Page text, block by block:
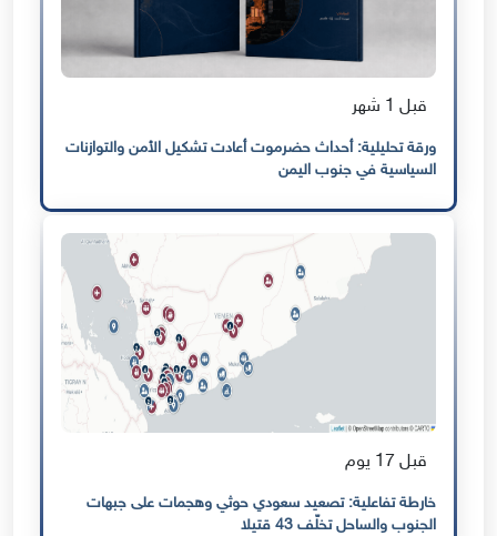
قبل 1 شهر
ورقة تحليلية: أحداث حضرموت أعادت تشكيل الأمن والتوازنات
السياسية في جنوب اليمن
قبل 17 يوم
خارطة تفاعلية: تصعيد سعودي حوثي وهجمات على جبهات
الجنوب والساحل تخلّف 43 قتيلا